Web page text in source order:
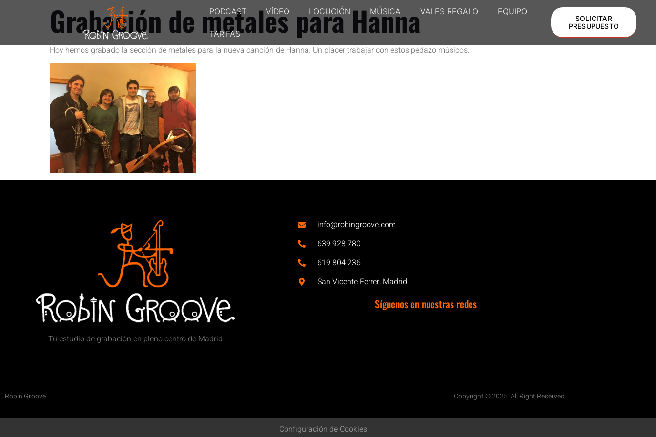
PODCAST VÍDEO LOCUCIÓN MÚSICA VALES REGALO EQUIPO
TARIFAS
SOLICITAR
PRESUPUESTO
Grabación de metales para Hanna
Hoy hemos grabado la sección de metales para la nueva canción de Hanna. Un placer trabajar con estos pedazo músicos.
Tu estudio de grabación en pleno centro de Madrid
info@robingroove.com
639 928 780
619 804 236
San Vicente Ferrer, Madrid
Síguenos en nuestras redes
Robin Groove Copyright © 2025. All Right Reserved.
Configuración de Cookies